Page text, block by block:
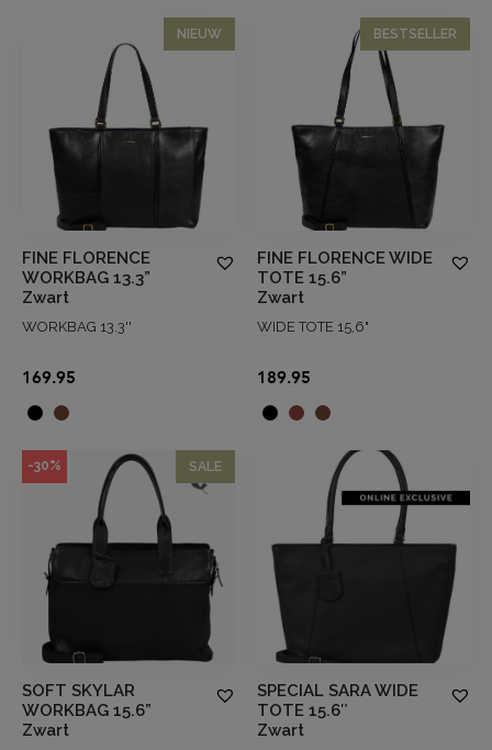
€199.95.
is:
€139.97.
NIEUW
FINE FLORENCE
WORKBAG 13.3”
Zwart
WORKBAG 13.3''
169.95
BESTSELLER
FINE FLORENCE WIDE
TOTE 15.6”
Zwart
WIDE TOTE 15,6"
189.95
SALE
-30%
SOFT SKYLAR
WORKBAG 15.6”
Zwart
SPECIAL SARA WIDE
TOTE 15.6″
Zwart